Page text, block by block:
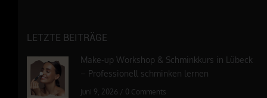
LETZTE BEITRÄGE
Make-up Workshop & Schminkkurs in Lübeck
– Professionell schminken lernen
Juni 9, 2026 / 0 Comments